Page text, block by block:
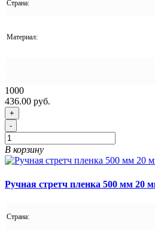
Страна:
Материал:
1000
436.00 руб.
+
-
В корзину
Ручная стретч пленка 500 мм 20
Страна: